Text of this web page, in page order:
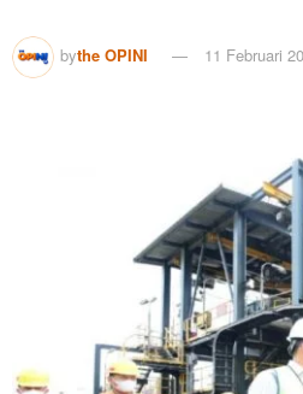
bythe OPINI 11 Februari